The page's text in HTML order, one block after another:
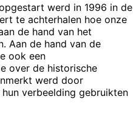
werd in 1996 in de
te achterhalen hoe onze
de hand van het
Aan de hand van de
ook een
over de historische
werd door
verbeelding gebruikten